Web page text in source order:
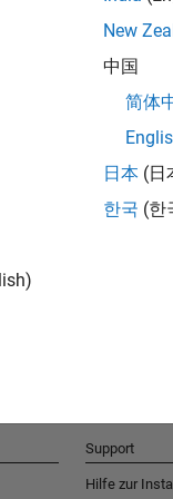
Talent
Erhalten Sie
und
New
中国
简体
日本 (日
한국 (한
Support
Hilfe zur